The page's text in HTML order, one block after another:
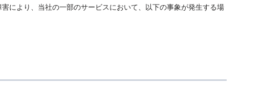
により、当社の一部のサービスにおいて、以下の事象が発生する場